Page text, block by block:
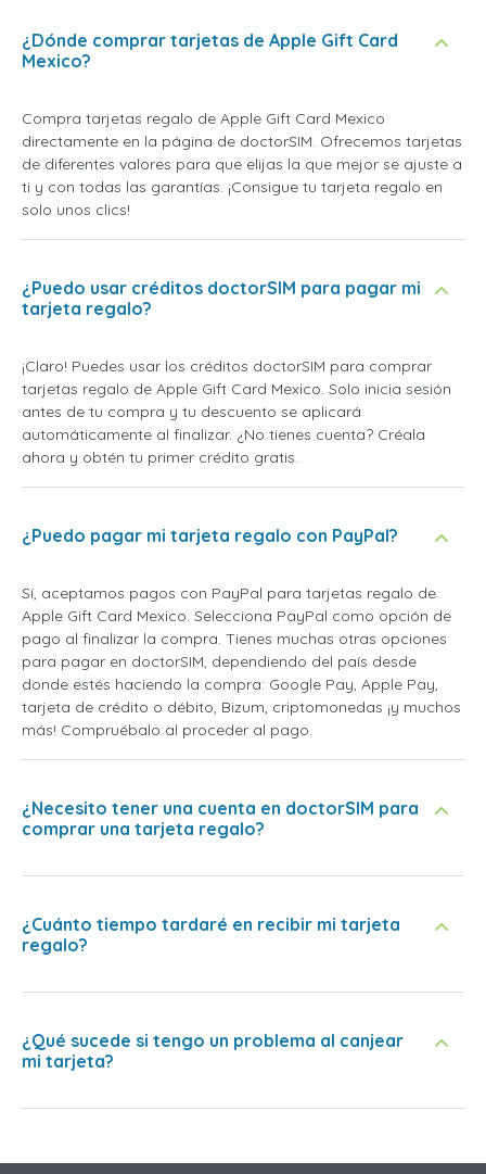
¿Dónde comprar tarjetas de Apple Gift Card
Mexico?
Compra tarjetas regalo de Apple Gift Card Mexico
directamente en la página de doctorSIM. Ofrecemos tarjetas
de diferentes valores para que elijas la que mejor se ajuste a
ti y con todas las garantías. ¡Consigue tu tarjeta regalo en
solo unos clics!
¿Puedo usar créditos doctorSIM para pagar mi
tarjeta regalo?
¡Claro! Puedes usar los créditos doctorSIM para comprar
tarjetas regalo de Apple Gift Card Mexico. Solo inicia sesión
antes de tu compra y tu descuento se aplicará
automáticamente al finalizar. ¿No tienes cuenta? Créala
ahora y obtén tu primer crédito gratis.
¿Puedo pagar mi tarjeta regalo con PayPal?
Sí, aceptamos pagos con PayPal para tarjetas regalo de
Apple Gift Card Mexico. Selecciona PayPal como opción de
pago al finalizar la compra. Tienes muchas otras opciones
para pagar en doctorSIM, dependiendo del país desde
donde estés haciendo la compra: Google Pay, Apple Pay,
tarjeta de crédito o débito, Bizum, criptomonedas ¡y muchos
más! Compruébalo al proceder al pago.
¿Necesito tener una cuenta en doctorSIM para
comprar una tarjeta regalo?
¿Cuánto tiempo tardaré en recibir mi tarjeta
regalo?
¿Qué sucede si tengo un problema al canjear
mi tarjeta?